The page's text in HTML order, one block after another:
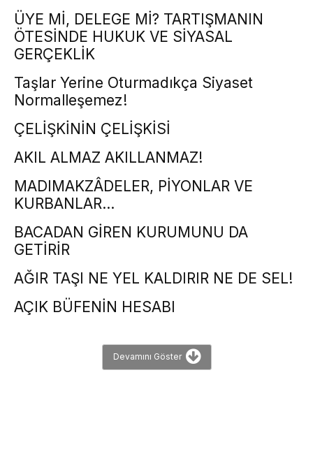
ÜYE Mİ, DELEGE Mİ? TARTIŞMANIN
ÖTESİNDE HUKUK VE SİYASAL
GERÇEKLİK
Taşlar Yerine Oturmadıkça Siyaset
Normalleşemez!
ÇELİŞKİNİN ÇELİŞKİSİ
AKIL ALMAZ AKILLANMAZ!
MADIMAKZÂDELER, PİYONLAR VE
KURBANLAR…
BACADAN GİREN KURUMUNU DA
GETİRİR
AĞIR TAŞI NE YEL KALDIRIR NE DE SEL!
AÇIK BÜFENİN HESABI
Devamını Göster